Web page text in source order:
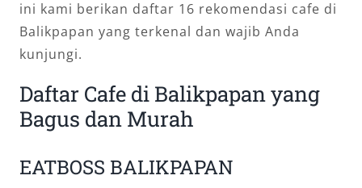
ini kami berikan daftar 16 rekomendasi cafe di
Balikpapan yang terkenal dan wajib Anda
kunjungi.
Daftar Cafe di Balikpapan yang
Bagus dan Murah
EATBOSS BALIKPAPAN